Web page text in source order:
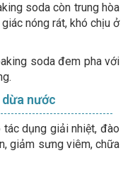
soda còn trung hòa
nóng rát, khó chịu ở
soda đem pha với
nước
dụng giải nhiệt, đào
giảm sưng viêm, chữa